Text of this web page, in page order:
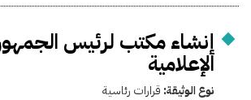
إنشاء مكتب لرئيس
الإعلامية
نوع الوثيقة: قرارات رئاسية